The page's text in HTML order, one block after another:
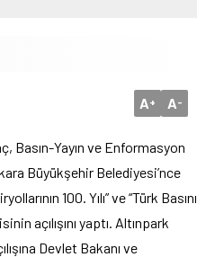
A+ A-
Basın-Yayın ve Enformasyon
Büyükşehir Belediyesi’nce
100. Yılı” ve “Türk Basını
açılışını yaptı. Altınpark
Devlet Bakanı ve